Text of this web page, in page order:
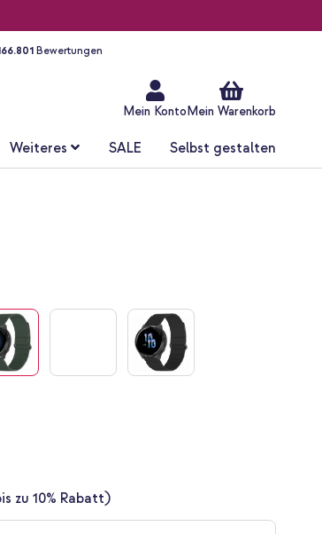
Bewertungen
Mein Konto Mein Warenkorb
Weiteres SALE Selbst gestalten
zu 10% Rabatt)